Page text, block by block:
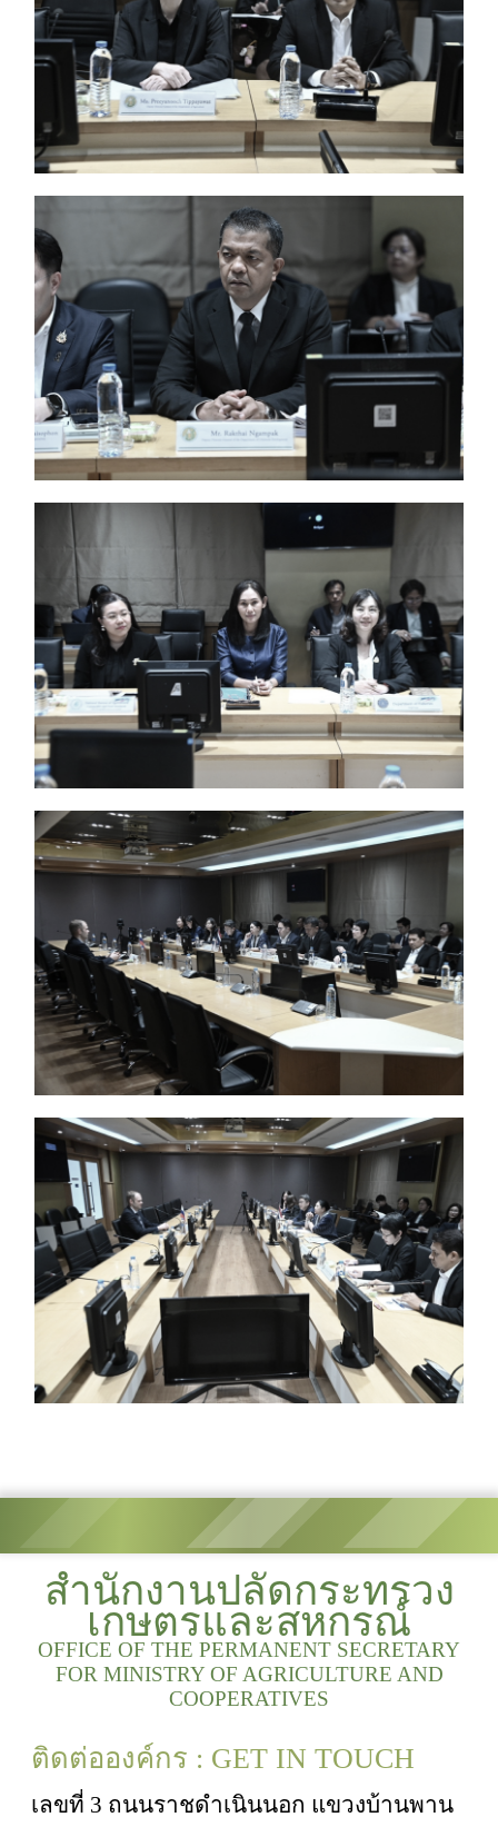
สำนักงานปลัดกระทรวง
เกษตรและสหกรณ์
OFFICE OF THE PERMANENT SECRETARY
FOR MINISTRY OF AGRICULTURE AND
COOPERATIVES
ติดต่อองค์กร : GET IN TOUCH
เลขที่ 3 ถนนราชดำเนินนอก แขวงบ้านพาน